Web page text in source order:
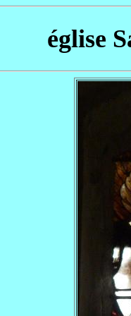
église